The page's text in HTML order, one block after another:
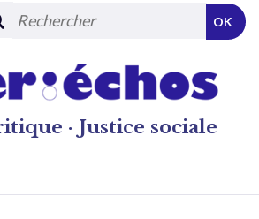
· Justice sociale
OK